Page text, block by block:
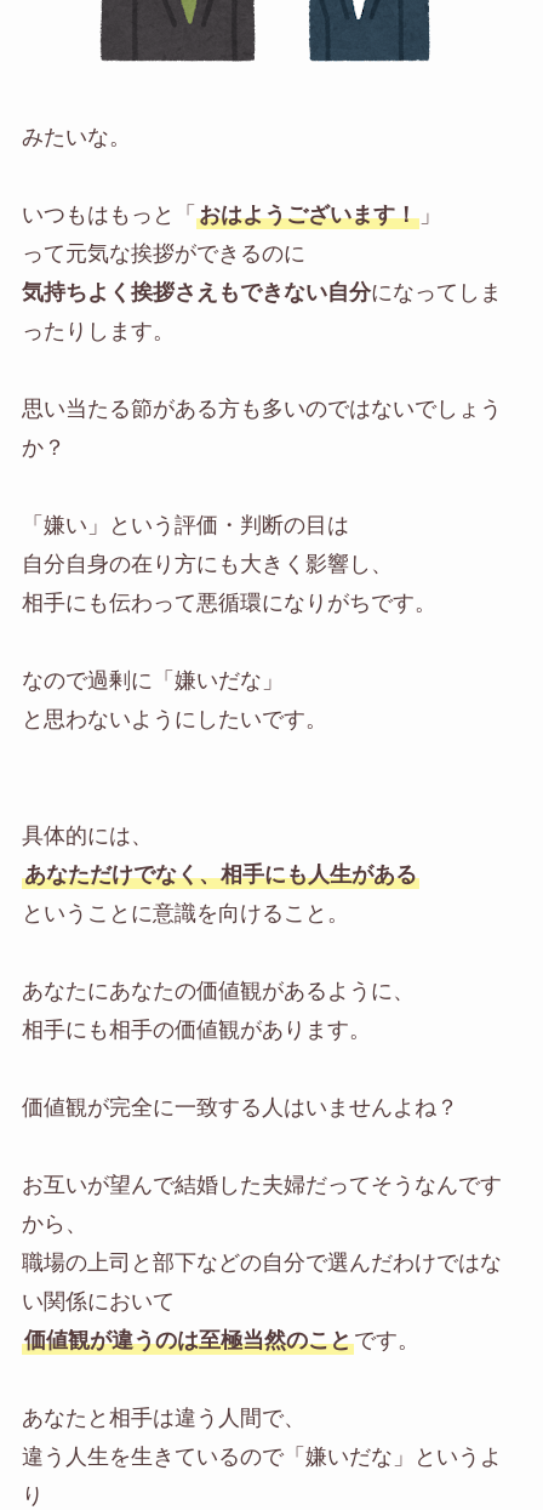
みたいな。
いつもはもっと「 おはようございます！」
って元気な挨拶ができるのに
気持ちよく挨拶さえもできない自分になってしま
ったりします。
思い当たる節がある方も多いのではないでしょう
か？
「嫌い」という評価・判断の目は
自分自身の在り方にも大きく影響し、
相手にも伝わって悪循環になりがちです。
なので過剰に「嫌いだな」
と思わないようにしたいです。
具体的には、
あなただけでなく、相手にも人生がある
ということに意識を向けること。
あなたにあなたの価値観があるように、
相手にも相手の価値観があります。
価値観が完全に一致する人はいませんよね？
お互いが望んで結婚した夫婦だってそうなんです
から、
職場の上司と部下などの自分で選んだわけではな
い関係において
価値観が違うのは至極当然のことです。
あなたと相手は違う人間で、
違う人生を生きているので「嫌いだな」というよ
り